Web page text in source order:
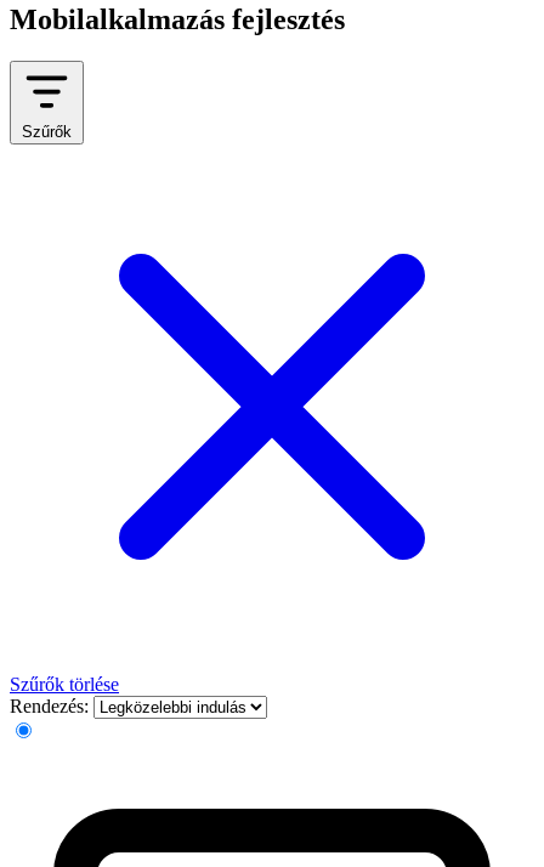
Mobilalkalmazás fejlesztés
Szűrők
Szűrők törlése
Rendezés: